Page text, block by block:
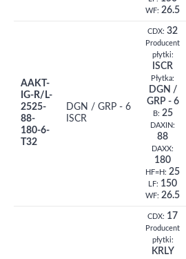
WF: 26.5
AAKT-
IG-R/L-
2525-
88-
180-6-
T32
DGN / GRP - 6
ISCR
CDX: 32
Producent
płytki:
ISCR
Płytka:
DGN /
GRP - 6
B: 25
DAXIN:
88
DAXX:
180
HF=H: 25
LF: 150
WF: 26.5
CDX: 17
Producent
płytki:
KRLY